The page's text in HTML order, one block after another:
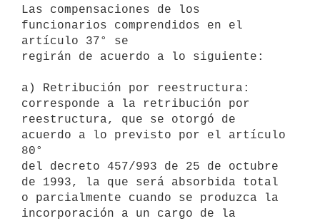
Las compensaciones de los
funcionarios comprendidos en el
artículo 37° se
regirán de acuerdo a lo siguiente:
a) Retribución por reestructura:
corresponde a la retribución por
reestructura, que se otorgó de
acuerdo a lo previsto por el artículo
80°
del decreto 457/993 de 25 de octubre
de 1993, la que será absorbida total
o parcialmente cuando se produzca la
incorporación a un cargo de la